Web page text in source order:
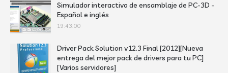
Simulador interactivo de ensamblaje de PC-3D -
Español e inglés
19:43:00
Driver Pack Solution v12.3 Final [2012][Nueva
entrega del mejor pack de drivers para tu PC]
[Varios servidores]